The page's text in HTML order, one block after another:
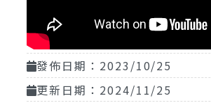
發佈日期：2023/10/25
更新日期：2024/11/25